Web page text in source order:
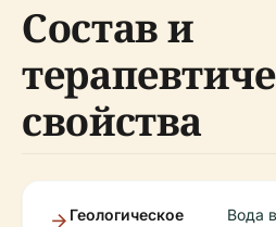
Состав и
свойства
Геологическое
Вода